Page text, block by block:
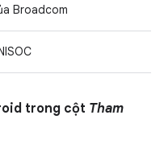
Broadcom
trong cột Tham